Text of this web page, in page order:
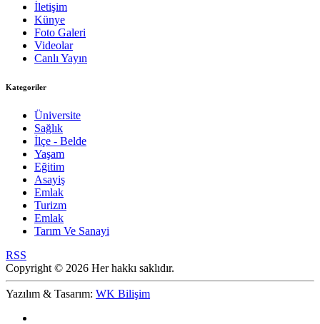
İletişim
Künye
Foto Galeri
Videolar
Canlı Yayın
Kategoriler
Üniversite
Sağlık
İlçe - Belde
Yaşam
Eğitim
Asayiş
Emlak
Turizm
Emlak
Tarım Ve Sanayi
RSS
Copyright © 2026 Her hakkı saklıdır.
Yazılım & Tasarım: WK Bilişim